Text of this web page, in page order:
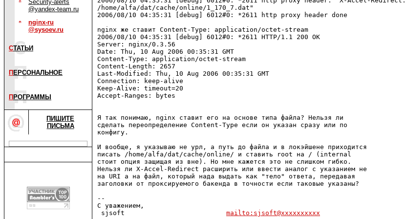
Security-alerts
@yandex-team.ru
nginx-ru
@sysoev.ru
СТАТЬИ
П ЕРСОНАЛЬНОЕ
П РОГРАММЫ
ПИШИТЕ
ПИСЬМА
/home/alfa/dat/cache/online/1_170_7.dat"
2006/08/10 04:35:31 [debug] 6012#0: *2611 http proxy header done
nginx же ставит Content-Type: application/octet-stream
2006/08/10 04:35:31 [debug] 6012#0: *2611 HTTP/1.1 200 OK
Server: nginx/0.3.56
Date: Thu, 10 Aug 2006 00:35:31 GMT
Content-Type: application/octet-stream
Content-Length: 2657
Last-Modified: Thu, 10 Aug 2006 00:35:31 GMT
Connection: keep-alive
Keep-Alive: timeout=20
Accept-Ranges: bytes
Я так понимаю, nginx ставит его на основе типа файла? Нельзя ли
сделать переопределение Content-Type если он указан сразу или по
конфигу.
И вообще, я указываю не урл, а путь до файла и в локэйшене приходится
писать /home/alfa/dat/cache/online/ и ставить root на / (internal
стоит опция защищая из вне). Но мне кажется это не слишком гибко.
Нельзя ли X-Accel-Redirect расширить или ввести аналог с указанием не
на URI а на файл, который нада выдать как "тело" ответа, передавая
заголовки от проксируемого бакенда в точности если таковые указаны?
--
С уважением,
sjsoft mailto:sjsoft@xxxxxxxxxx